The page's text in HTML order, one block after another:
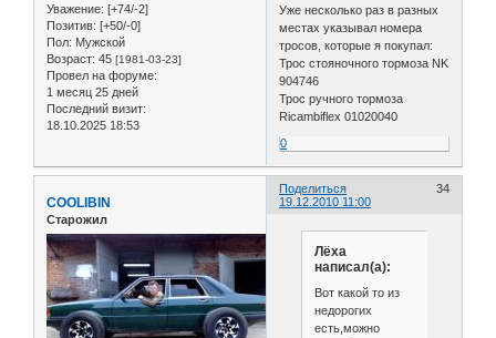
Уважение: [+74/-2]
Позитив: [+50/-0]
Пол: Мужской
Возраст: 45 [1981-03-23]
Провел на форуме:
1 месяц 25 дней
Последний визит:
18.10.2025 18:53
Уже несколько раз в разных
местах указывал номера
тросов, которые я покупал:
Трос стояночного тормоза NK
904746
Трос ручного тормоза
Ricambiflex 01020040
0
Поделиться
34
19.12.2010 11:00
COOLIBIN
Старожил
Лёха
написал(а):
Вот какой то из
недорогих
есть,можно